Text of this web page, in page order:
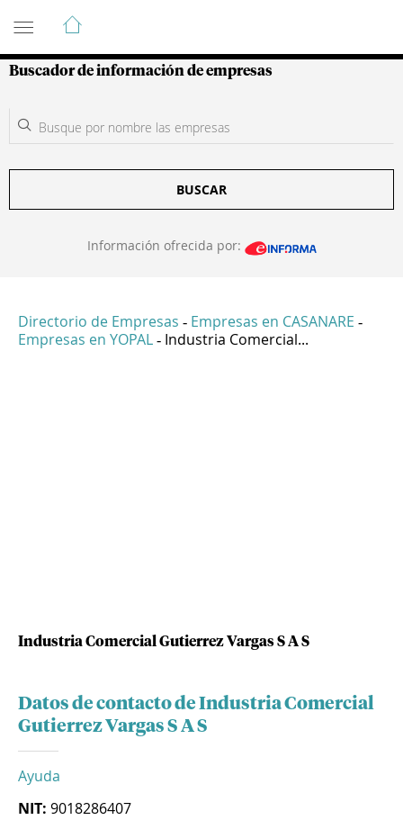
Guía de Empresas Colombianas
Buscador de información de empresas
BUSCAR
Información ofrecida por:
Directorio de Empresas - Empresas en CASANARE -
Empresas en YOPAL - Industria Comercial...
Industria Comercial Gutierrez Vargas S A S
Datos de contacto de Industria Comercial
Gutierrez Vargas S A S
Ayuda
NIT: 9018286407